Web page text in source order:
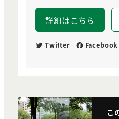
詳細はこちら
Twitter Facebook
こ